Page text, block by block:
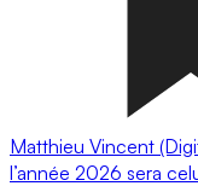
Matthieu Vincent
l’année 2026 sera